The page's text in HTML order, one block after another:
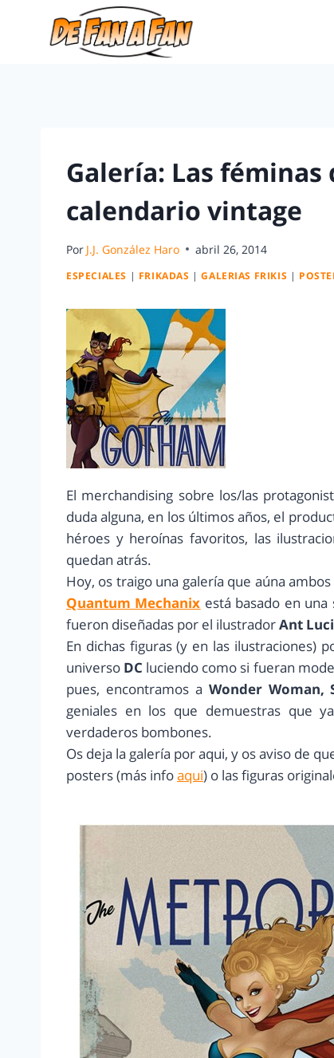
Galería: Las féminas
calendario vintage
Por J.J. González Haro abril 26, 2014
ESPECIALES | FRIKADAS |GALERIAS FRIKIS |
El merchandising sobre los/las
duda alguna, en los últimos años, el
héroes y heroínas favoritos, las
quedan atrás.
Hoy, os traigo una galería que aúna
Quantum Mechanix está basado en
fueron diseñadas por el ilustradorAnt
En dichas figuras (y en las ilustraciones)
universo DC luciendo como si fueran
pues, encontramos a Wonder Woman,
geniales en los que demuestras que
verdaderos bombones.
Os deja la galería por aqui, y os aviso de
posters (más infoaqui) o las figuras